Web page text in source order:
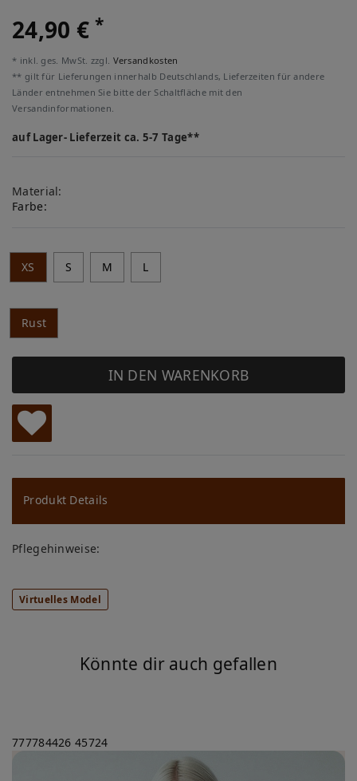
24,90 €*
* inkl. ges. MwSt. zzgl. Versandkosten
** gilt für Lieferungen innerhalb Deutschlands, Lieferzeiten für andere
Länder entnehmen Sie bitte der Schaltfläche mit den
Versandinformationen.
auf Lager- Lieferzeit ca. 5-7 Tage**
Material:
Farbe:
XS S M L
Rust
IN DEN WARENKORB
W
u
ns
ch
lis
te
Produkt Details
Pflegehinweise:
Virtuelles Model
Könnte dir auch gefallen
777784426 45724